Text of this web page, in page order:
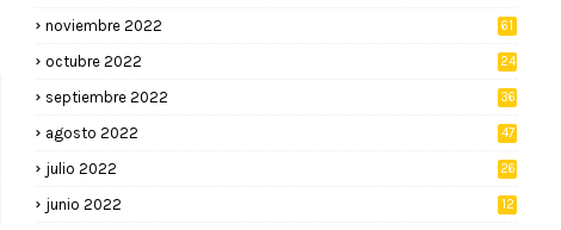
noviembre 2022 61
octubre 2022 24
septiembre 2022 36
agosto 2022 47
julio 2022 26
junio 2022
12